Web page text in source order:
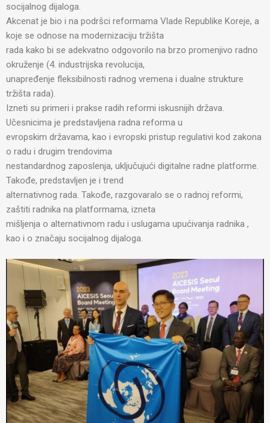
socijalnog dijaloga.
Akcenat je bio i na podršci reformama Vlade Republike Koreje, a
koje se odnose na modernizaciju tržišta
rada kako bi se adekvatno odgovorilo na brzo promenjivo radno
okruženje (4. industrijska revolucija,
unapređenje fleksibilnosti radnog vremena i dualne strukture
tržišta rada).
Izneti su primeri i prakse radih reformi iskusnijih država.
Učesnicima je predstavljena radna reforma u
evropskim državama, kao i evropski pristup regulativi kod zakona
o radu i drugim trendovima
nestandardnog zaposlenja, uključujući digitalne radne platforme.
Takođe, predstavljen je i trend
alternativnog rada. Takođe, razgovaralo se o radnoj reformi,
zaštiti radnika na platformama, izneta
mišljenja o alternativnom radu i uslugama upućivanja radnika ,
kao i o značaju socijalnog dijaloga.